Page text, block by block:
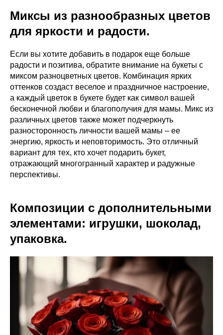
Миксы из разнообразных цветов
для яркости и радости.
Если вы хотите добавить в подарок еще больше
радости и позитива, обратите внимание на букеты с
миксом разноцветных цветов. Комбинация ярких
оттенков создаст веселое и праздничное настроение,
а каждый цветок в букете будет как символ вашей
бесконечной любви и благополучия для мамы. Микс из
различных цветов также может подчеркнуть
разносторонность личности вашей мамы – ее
энергию, яркость и неповторимость. Это отличный
вариант для тех, кто хочет подарить букет,
отражающий многогранный характер и радужные
перспективы.
Композиции с дополнительными
элементами: игрушки, шоколад,
упаковка.